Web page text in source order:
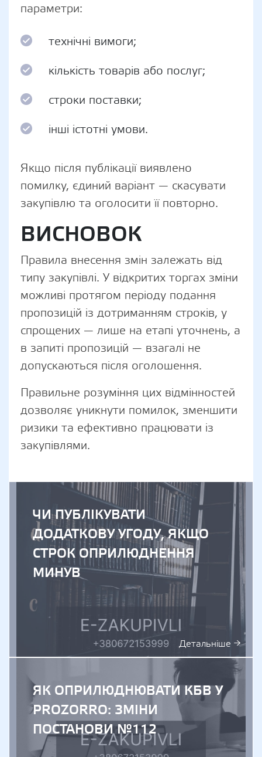
параметри:
технічні вимоги;
кількість товарів або послуг;
строки поставки;
інші істотні умови.
Якщо після публікації виявлено
помилку, єдиний варіант — скасувати
закупівлю та оголосити її повторно.
ВИСНОВОК
Правила внесення змін залежать від
типу закупівлі. У відкритих торгах зміни
можливі протягом періоду подання
пропозицій із дотриманням строків, у
спрощених — лише на етапі уточнень, а
в запиті пропозицій — взагалі не
допускаються після оголошення.
Правильне розуміння цих відмінностей
дозволяє уникнути помилок, зменшити
ризики та ефективно працювати із
закупівлями.
ЧИ ПУБЛІКУВАТИ
ДОДАТКОВУ УГОДУ, ЯКЩО
СТРОК ОПРИЛЮДНЕННЯ
МИНУВ
Детальніше →
ЯК ОПРИЛЮДНЮВАТИ КБВ У
PROZORRO: ЗМІНИ
ПОСТАНОВИ №112